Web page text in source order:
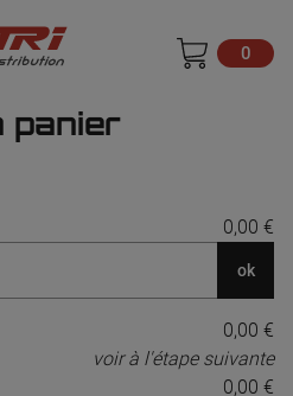
0
panier
0,00 €
ok
0,00 €
voir à l'étape suivante
0,00 €